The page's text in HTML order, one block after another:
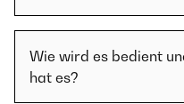
Wie wird es bedient
hat es?